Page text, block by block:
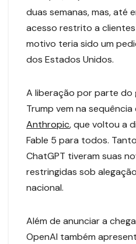
duas semanas, mas, até
acesso restrito a
motivo teria sido um
dos Estados Unidos.
A liberação por parte do
Trump vem na sequência
Anthropic, que voltou a
Fable 5 para todos.
ChatGPT tiveram suas
restringidas sob
nacional.
Além de anunciar a
OpenAI também